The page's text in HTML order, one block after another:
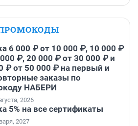
6 000 ₽ от 10 000 ₽, 10 000 ₽
₽, 20 000 ₽ от 30 000 ₽ и
₽ от 50 000 ₽ на первый и
заказы по
НАБЕРИ
2026
5% на все сертификаты
2027